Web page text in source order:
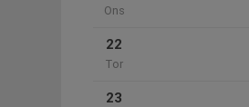
Ons
22
Tor
23